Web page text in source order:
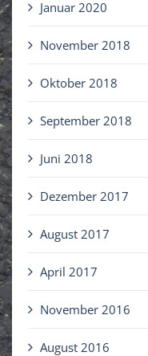
Januar 2020
November 2018
Oktober 2018
September 2018
Juni 2018
Dezember 2017
August 2017
April 2017
November 2016
August 2016